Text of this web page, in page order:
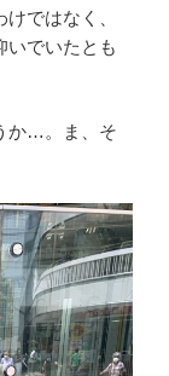
ではなく、
いでいたとも
か…。ま、そ